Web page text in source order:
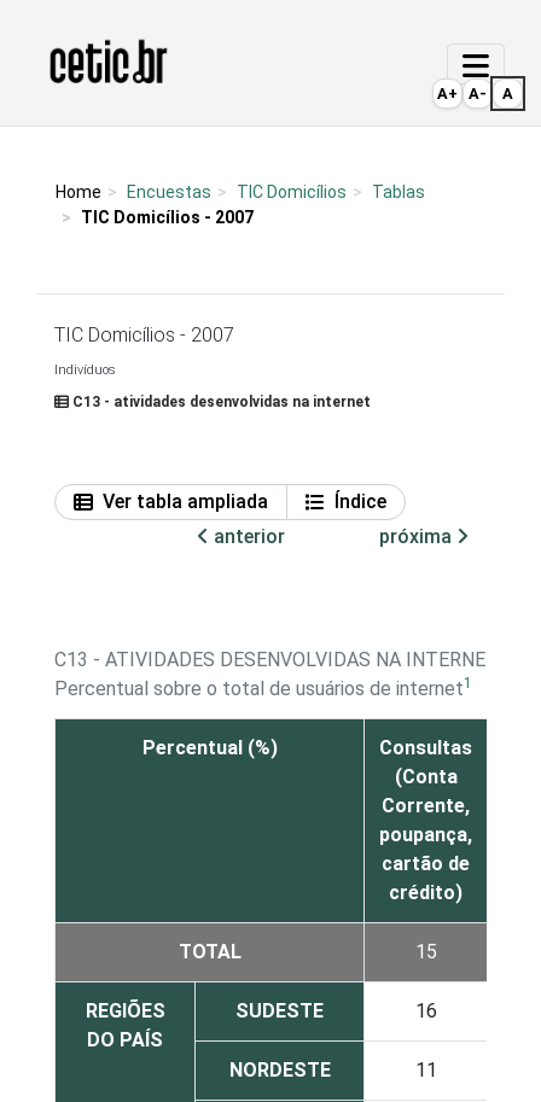
Página inicial
Home Encuestas TIC Domicílios
Tablas
TIC Domicílios - 2007
TIC Domicílios - 2007
Indivíduos
C13 - atividades desenvolvidas na internet
Ver tabla ampliada
Índice
anterior
próxima
C13 - ATIVIDADES DESENVOLVIDAS NA INTERNET -
Percentual sobre o total de usuários de internet1
Percentual (%)
Consultas
(Conta
Corrente,
poupança,
cartão de
crédito)
TOTAL 15
REGIÕES
DO PAÍS
SUDESTE 16
NORDESTE 11
A+ A- A